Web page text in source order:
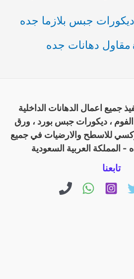
جبس بلازما جده
مقاول دهانات جده
جميع اعمال الدهانات الداخلية
، ديكورات جبس بورد ، ورق
للاسطح والارضيات في جميع
المملكة العربية السعودية
تابعنا